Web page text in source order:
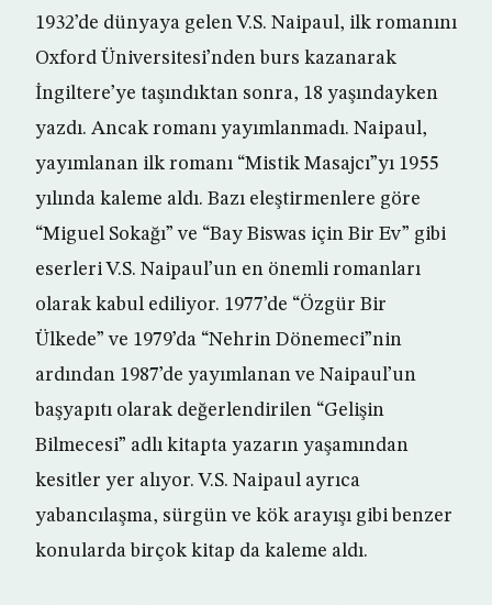
1932’de dünyaya gelen V.S. Naipaul, ilk romanını
Oxford Üniversitesi’nden burs kazanarak
İngiltere’ye taşındıktan sonra, 18 yaşındayken
yazdı. Ancak romanı yayımlanmadı. Naipaul,
yayımlanan ilk romanı “Mistik Masajcı”yı 1955
yılında kaleme aldı. Bazı eleştirmenlere göre
“Miguel Sokağı” ve “Bay Biswas için Bir Ev” gibi
eserleri V.S. Naipaul’un en önemli romanları
olarak kabul ediliyor. 1977’de “Özgür Bir
Ülkede” ve 1979’da “Nehrin Dönemeci”nin
ardından 1987’de yayımlanan ve Naipaul’un
başyapıtı olarak değerlendirilen “Gelişin
Bilmecesi” adlı kitapta yazarın yaşamından
kesitler yer alıyor. V.S. Naipaul ayrıca
yabancılaşma, sürgün ve kök arayışı gibi benzer
konularda birçok kitap da kaleme aldı.